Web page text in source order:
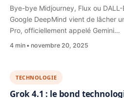
Bye-bye Midjourney, Flux ou
Google DeepMind vient de lâcher
Pro, officiellement appelé Gemini…
4 min novembre 20, 2025
TECHNOLOGIE
Grok 4.1 : le bond